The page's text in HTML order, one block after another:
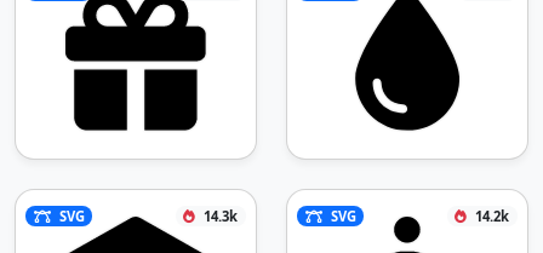
SVG 14.3k SVG 14.2k